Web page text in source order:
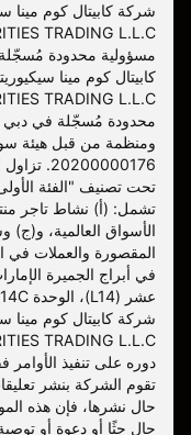
محدودة مُسجّلة في دبي
تحت تصنيف "الفئة
تشمل: (أ) نشاط تاجر
الأسواق العالمية، و(ج)
المقصورة والعملات في
في أبراج الجميرة
دوره على تنفيذ
تقوم الشركة بنشر
حال نشرها، فإن هذه
حال حثًا أو دعوة أو